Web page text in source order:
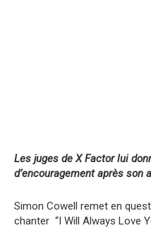
Les juges de X Factor lui
d’encouragement après son
Simon Cowell remet en
chanter “I Will Always Love